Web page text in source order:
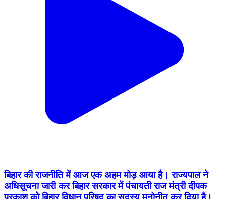
बिहार की राजनीति में आज एक अहम मोड़ आया है। राज्यपाल ने
अधिसूचना जारी कर बिहार सरकार में पंचायती राज मंत्री दीपक